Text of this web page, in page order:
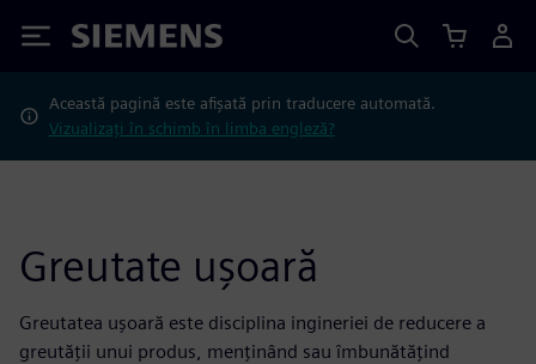
Siemens
Această pagină este afișată prin traducere automată.
Vizualizați în schimb în limba engleză?
Greutate ușoară
Greutatea ușoară este disciplina ingineriei de reducere a
greutății unui produs, menținând sau îmbunătățind